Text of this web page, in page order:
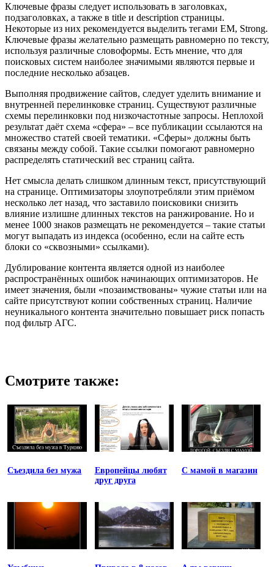
Ключевые фразы следует использовать в заголовках,
подзаголовках, а также в title и description страницы.
Некоторые из них рекомендуется выделить тегами EM, Strong.
Ключевые фразы желательно размещать равномерно по тексту,
используя различные словоформы. Есть мнение, что для
поисковых систем наиболее значимыми являются первые и
последние несколько абзацев.
Выполняя продвижение сайтов, следует уделить внимание и
внутренней перелинковке страниц. Существуют различные
схемы перелинковки под низкочастотные запросы. Неплохой
результат даёт схема «сфера» – все публикации ссылаются на
множество статей своей тематики. «Сферы» должны быть
связаны между собой. Такие ссылки помогают равномерно
распределять статический вес страниц сайта.
Нет смысла делать слишком длинным текст, присутствующий
на странице. Оптимизаторы злоупотребляли этим приёмом
несколько лет назад, что заставило поисковики снизить
влияние излишне длинных текстов на ранжирование. Но и
менее 1000 знаков размещать не рекомендуется – такие статьи
могут выпадать из индекса (особенно, если на сайте есть
блоки со «сквозными» ссылками).
Дублирование контента является одной из наиболее
распространённых ошибок начинающих оптимизаторов. Не
имеет значения, были «позаимствованы» чужие статьи или на
сайте присутствуют копии собственных страниц. Наличие
неуникального контента значительно повышает риск попасть
под фильтр АГС.
Смотрите также:
Съездила без мужа
Европейцы любят
друг друга
С мамой в магазин